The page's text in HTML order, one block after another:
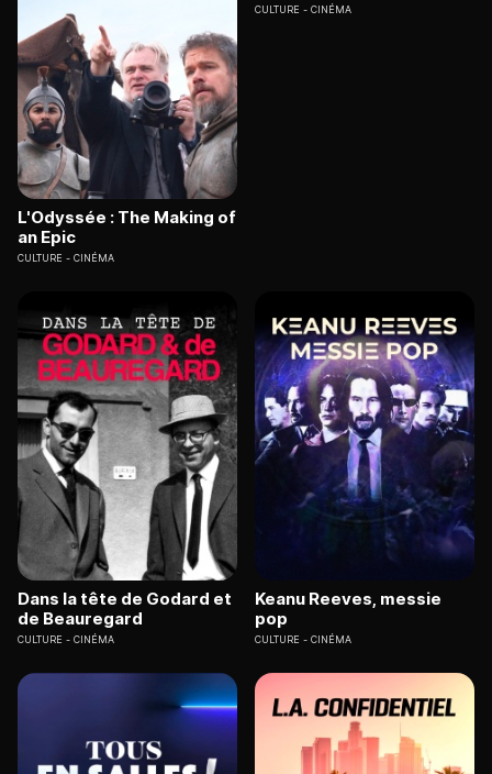
L'Odyssée : The Making of
an Epic
CULTURE CINÉMA
CULTURE CINÉMA
Dans la tête de Godard et
de Beauregard
CULTURE CINÉMA
Keanu Reeves, messie
pop
CULTURE CINÉMA